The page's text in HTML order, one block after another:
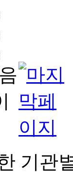
기관